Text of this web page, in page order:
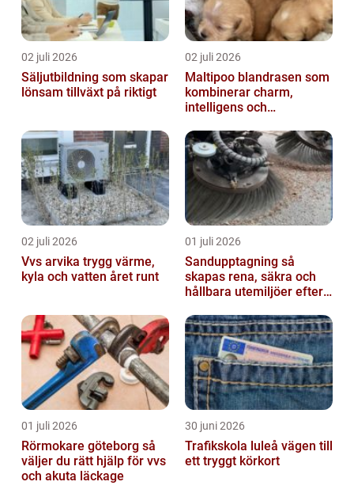
02 juli 2026
Säljutbildning som skapar
lönsam tillväxt på riktigt
02 juli 2026
Maltipoo blandrasen som
kombinerar charm,
intelligens och
02 juli 2026
Vvs arvika trygg värme,
kyla och vatten året runt
01 juli 2026
Sandupptagning så
skapas rena, säkra och
hållbara utemiljöer efter
01 juli 2026
Rörmokare göteborg så
väljer du rätt hjälp för vvs
och akuta läckage
30 juni 2026
Trafikskola luleå vägen till
ett tryggt körkort